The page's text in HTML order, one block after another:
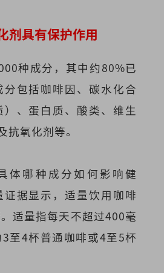
剂具有保护作用
种成分，其中约80%已
包括咖啡因、碳水化合
、蛋白质、酸类、维生
抗氧化剂等。
体哪种成分如何影响健
据显示，适量饮用咖啡
适量指每天不超过400毫
至4杯普通咖啡或4至5杯